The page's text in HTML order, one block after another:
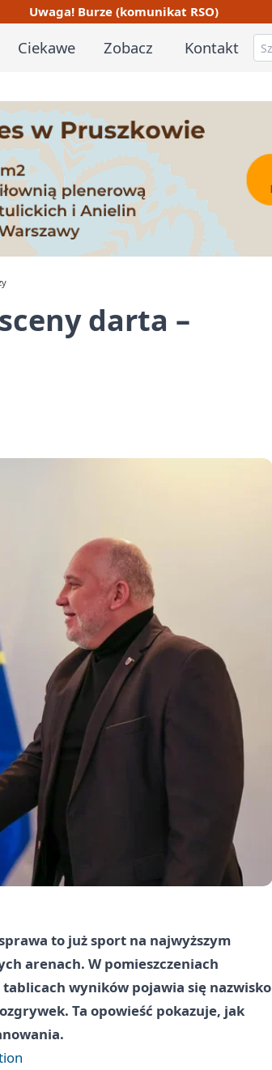
Uwaga! Burze (komunikat RSO)
Ciekawe Zobacz Kontakt
darta –
to już sport na najwyższym
arenach. W pomieszczeniach
wyników pojawia się nazwisko
Ta opowieść pokazuje, jak